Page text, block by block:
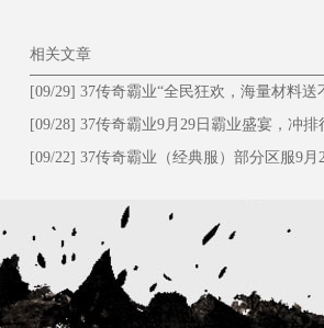
相关文章
[09/29] 37传奇霸业“全民狂欢，海量材料送
停！”
[09/28] ​37传奇霸业9月29日霸业盛宴，冲排
大礼！
[09/22] 37传奇霸业（经典服）部分区服9月